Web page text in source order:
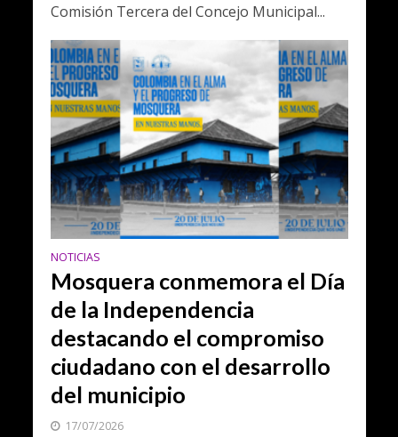
Comisión Tercera del Concejo Municipal...
NOTICIAS
Mosquera conmemora el Día
de la Independencia
destacando el compromiso
ciudadano con el desarrollo
del municipio
17/07/2026